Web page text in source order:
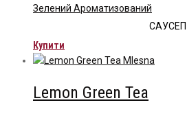
Зелений Ароматизований
САУСЕП
Купити
Lemon Green Tea